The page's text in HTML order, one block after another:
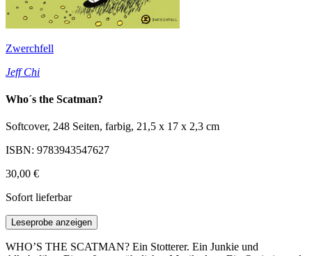
Zwerchfell
Jeff Chi
Who´s the Scatman?
Softcover, 248 Seiten, farbig, 21,5 x 17 x 2,3 cm
ISBN: 9783943547627
30,00 €
Sofort lieferbar
Leseprobe anzeigen
WHO’S THE SCATMAN? Ein Stotterer. Ein Junkie und